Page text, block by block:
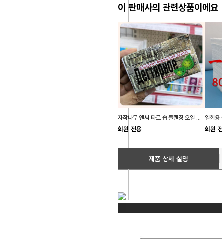
이 판매사의 관련상품이에요
자작나무 엔씨 타르 솝 클렌징 오일 비누 140g
회원 전용 회원
제품 상세 설명